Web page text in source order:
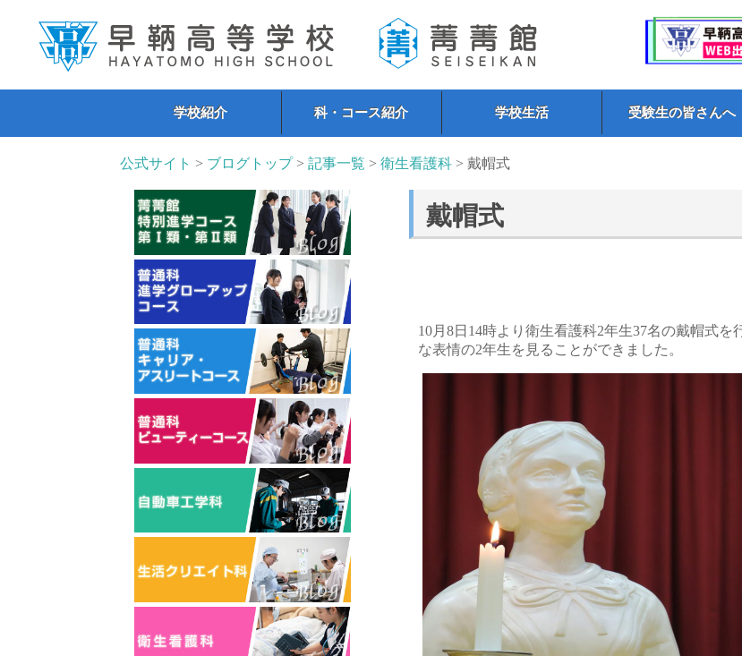
学校紹介 科・コース紹介 学校生活 受験生の皆さんへ
公式サイト > ブログトップ>記事一覧 >衛生看護科 > 戴帽式
戴帽式
10月8日14時より衛生看護科2年生37名の戴帽式
な表情の2年生を見ることができました。